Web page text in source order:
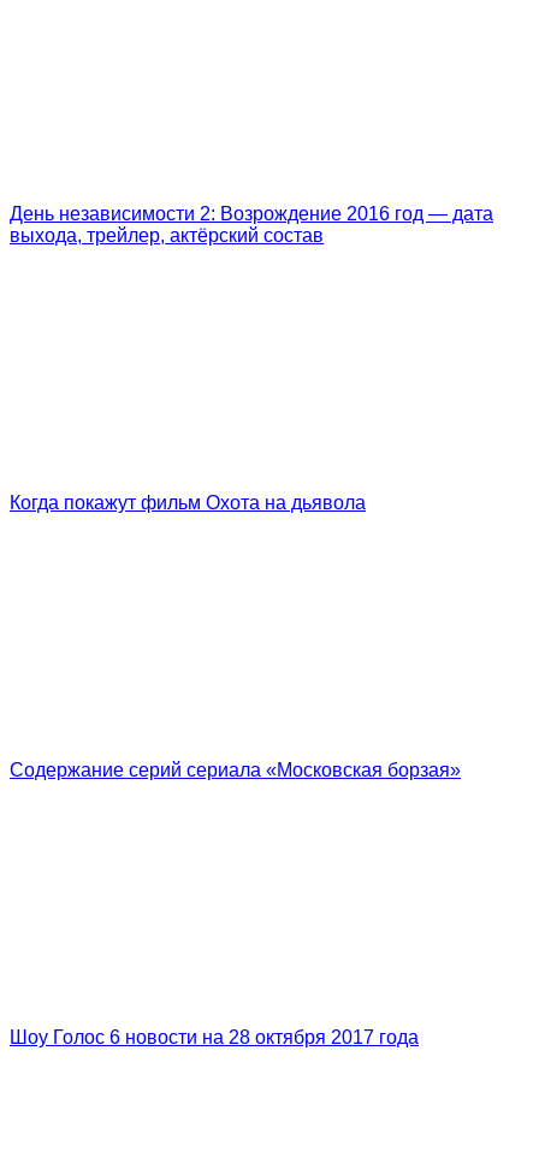
День независимости 2: Возрождение 2016 год — дата
выхода, трейлер, актёрский состав
Когда покажут фильм Охота на дьявола
Содержание серий сериала «Московская борзая»
Шоу Голос 6 новости на 28 октября 2017 года